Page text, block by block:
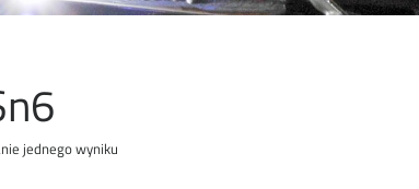
jednego wyniku